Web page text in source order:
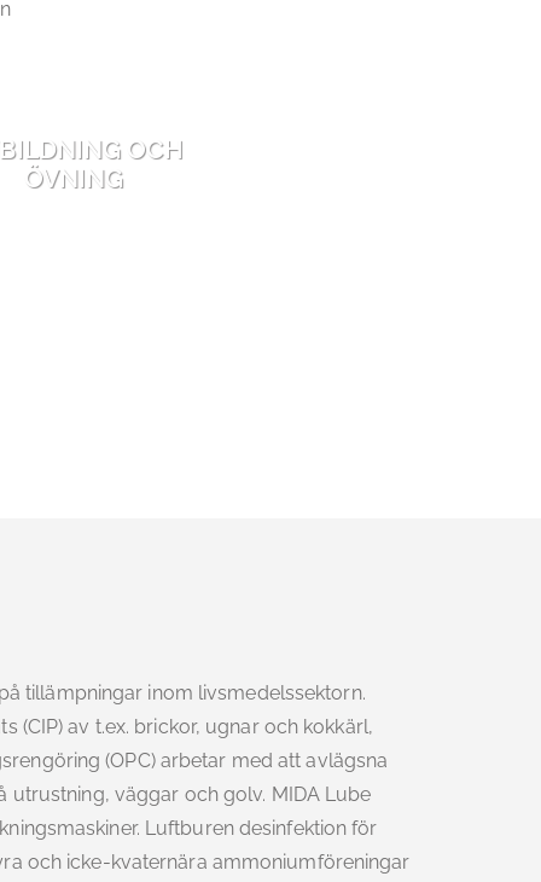
OCH
ÖVNING
tillämpningar inom livsmedelssektorn.
(CIP) av t.ex. brickor, ugnar och kokkärl,
(OPC) arbetar med att avlägsna
utrustning, väggar och golv. MIDA Lube
Luftburen desinfektion för
och icke-kvaternära ammoniumföreningar